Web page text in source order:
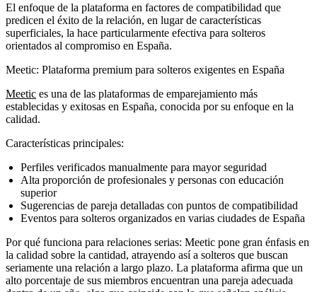
El enfoque de la plataforma en factores de compatibilidad que
predicen el éxito de la relación, en lugar de características
superficiales, la hace particularmente efectiva para solteros
orientados al compromiso en España.
Meetic: Plataforma premium para solteros exigentes en España
Meetic es una de las plataformas de emparejamiento más
establecidas y exitosas en España, conocida por su enfoque en la
calidad.
Características principales:
Perfiles verificados manualmente para mayor seguridad
Alta proporción de profesionales y personas con educación
superior
Sugerencias de pareja detalladas con puntos de compatibilidad
Eventos para solteros organizados en varias ciudades de España
Por qué funciona para relaciones serias: Meetic pone gran énfasis en
la calidad sobre la cantidad, atrayendo así a solteros que buscan
seriamente una relación a largo plazo. La plataforma afirma que un
alto porcentaje de sus miembros encuentran una pareja adecuada